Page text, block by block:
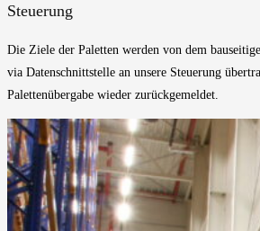
Steuerung
Die Ziele der Paletten werden von dem
via Datenschnittstelle an unsere Steuerung
Palettenübergabe wieder zurückgemeldet.